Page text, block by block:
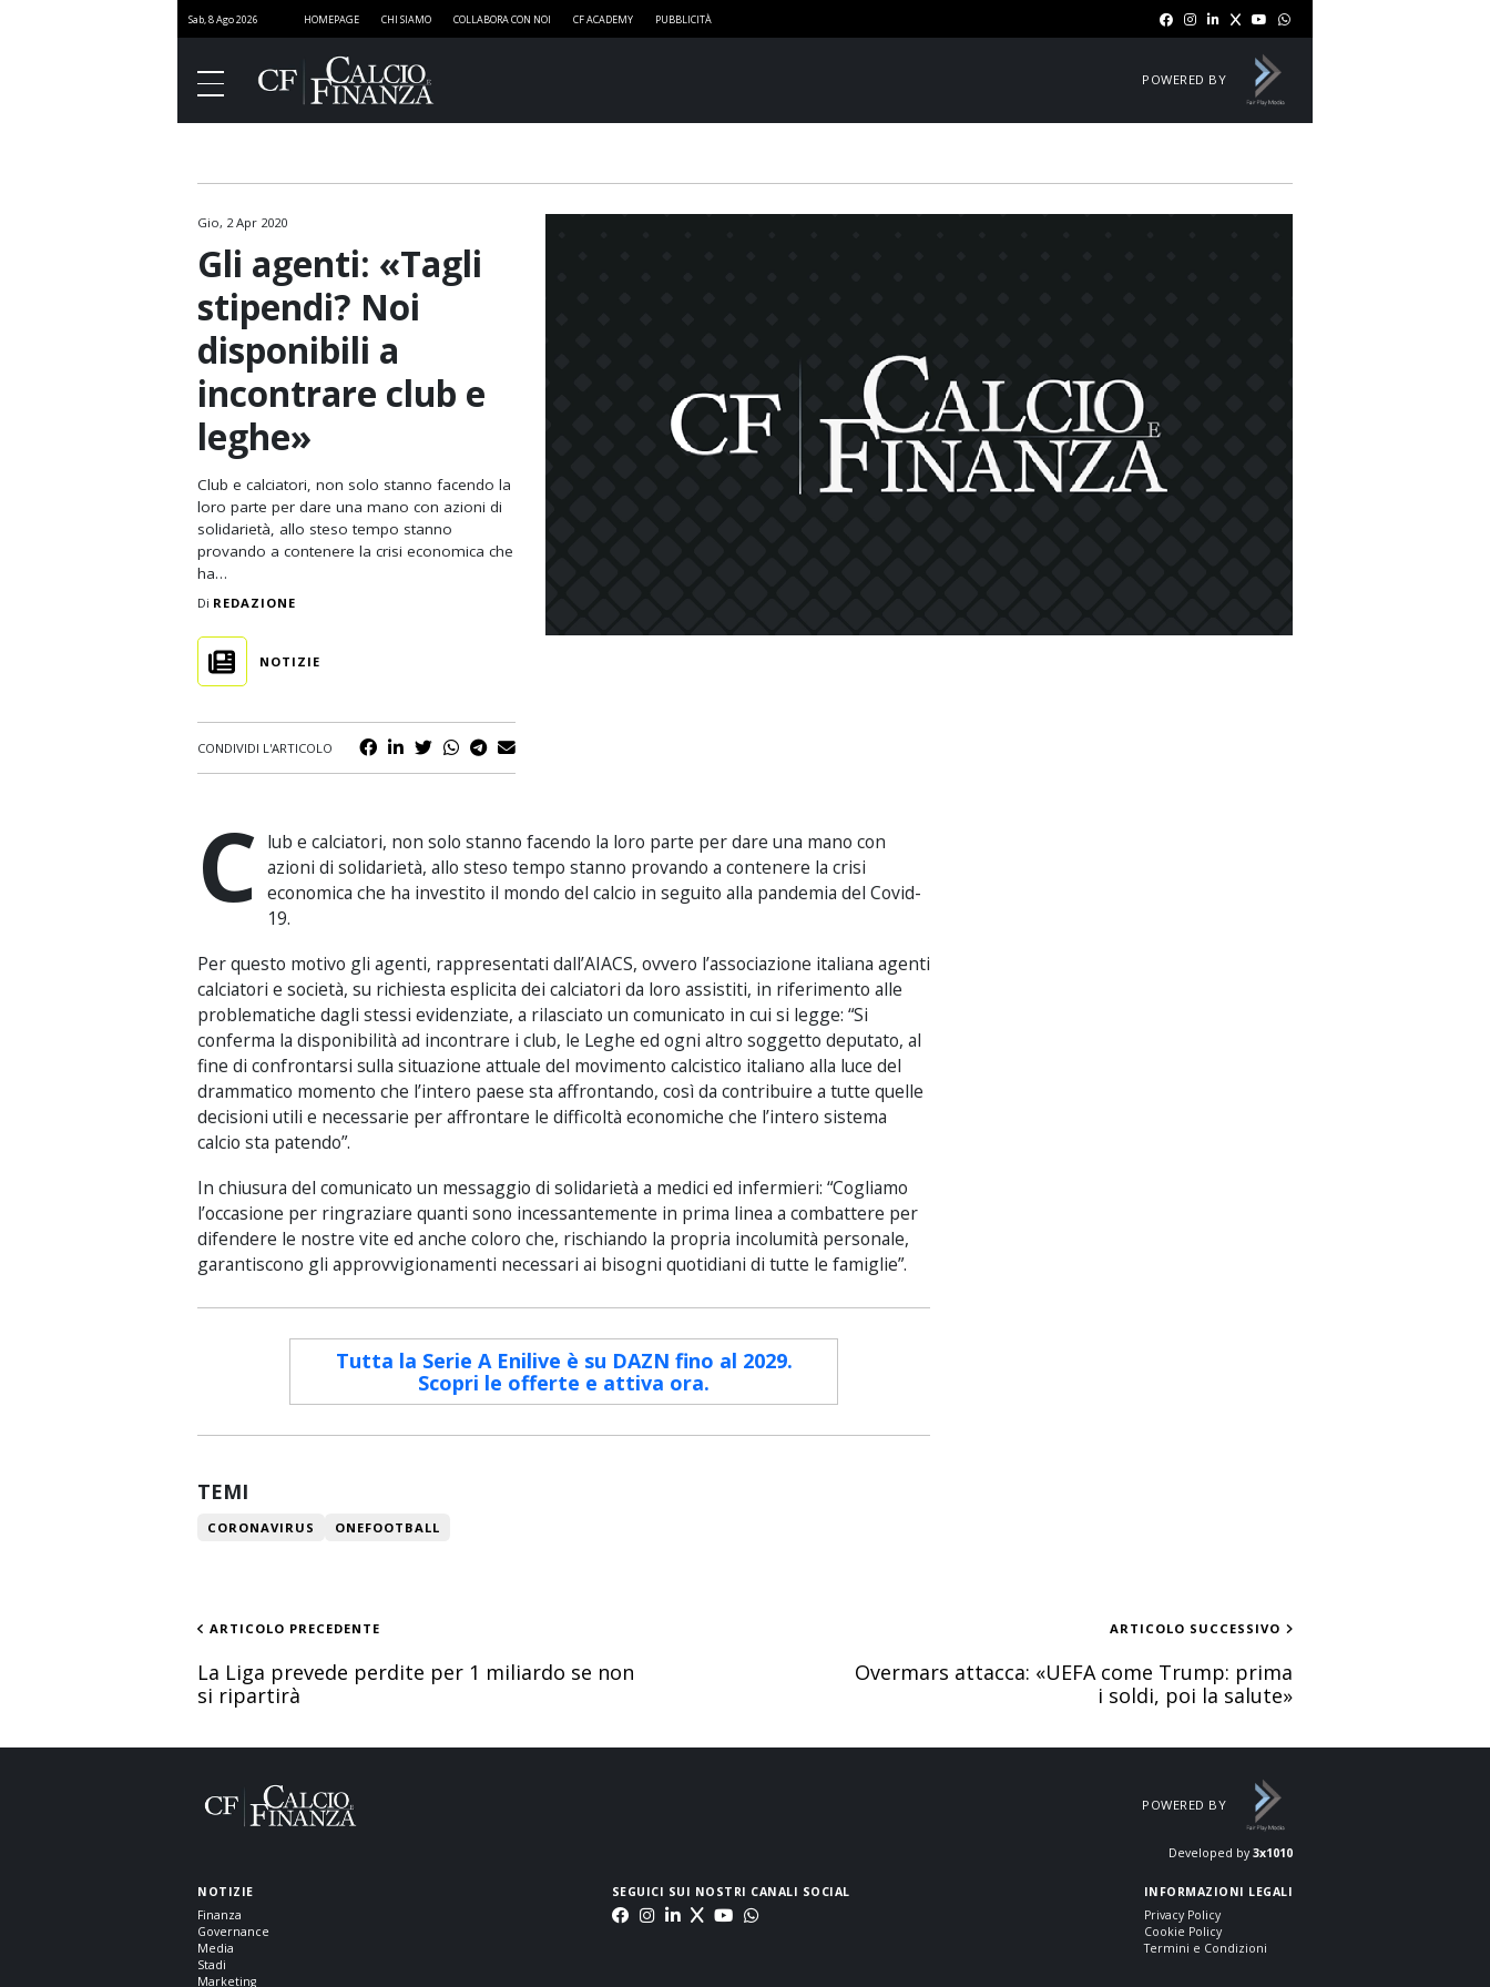
Sab, 8 Ago 2026 HOMEPAGE CHI SIAMO COLLABORA CON NOI CF ACADEMY PUBBLICITÀ
POWERED BY
Finanza
Governance
Media
Stadi
Marketing
Sport e Finanza
SportNEXT
Business
Scommesse
Casinò
Gio, 2 Apr 2020
Gli agenti: «Tagli
stipendi? Noi
disponibili a
incontrare club e
leghe»
Club e calciatori, non solo stanno facendo la
loro parte per dare una mano con azioni di
solidarietà, allo steso tempo stanno
provando a contenere la crisi economica che
ha…
Di REDAZIONE
NOTIZIE
CONDIVIDI L'ARTICOLO
C lub e calciatori, non solo stanno facendo la loro parte per dare una mano con
azioni di solidarietà, allo steso tempo stanno provando a contenere la crisi
economica che ha investito il mondo del calcio in seguito alla pandemia del Covid-
19.
Per questo motivo gli agenti, rappresentati dall’AIACS, ovvero l’associazione italiana agenti
calciatori e società, su richiesta esplicita dei calciatori da loro assistiti, in riferimento alle
problematiche dagli stessi evidenziate, a rilasciato un comunicato in cui si legge: “Si
conferma la disponibilità ad incontrare i club, le Leghe ed ogni altro soggetto deputato, al
fine di confrontarsi sulla situazione attuale del movimento calcistico italiano alla luce del
drammatico momento che l’intero paese sta affrontando, così da contribuire a tutte quelle
decisioni utili e necessarie per affrontare le difficoltà economiche che l’intero sistema
calcio sta patendo”.
In chiusura del comunicato un messaggio di solidarietà a medici ed infermieri: “Cogliamo
l’occasione per ringraziare quanti sono incessantemente in prima linea a combattere per
difendere le nostre vite ed anche coloro che, rischiando la propria incolumità personale,
garantiscono gli approvvigionamenti necessari ai bisogni quotidiani di tutte le famiglie”.
Tutta la Serie A Enilive è su DAZN fino al 2029.
Scopri le offerte e attiva ora.
TEMI
CORONAVIRUS ONEFOOTBALL
ARTICOLO PRECEDENTE
La Liga prevede perdite per 1 miliardo se non
si ripartirà
ARTICOLO SUCCESSIVO
Overmars attacca: «UEFA come Trump: prima
i soldi, poi la salute»
POWERED BY
Developed by 3x1010
NOTIZIE
Finanza
Governance
Media
Stadi
Marketing
SEGUICI SUI NOSTRI CANALI SOCIAL
INFORMAZIONI LEGALI
Privacy Policy
Cookie Policy
Termini e Condizioni